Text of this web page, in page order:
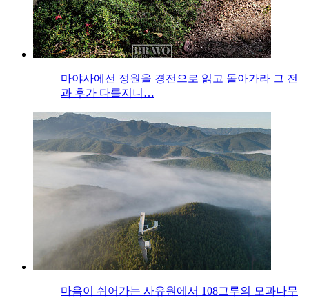
마야사에선 정원을 경전으로 읽고 돌아가라 그 전
과 후가 다를지니…
마음이 쉬어가는 사유원에서 108그루의 모과나무